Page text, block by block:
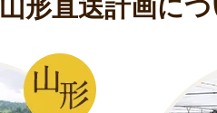
山形直送計画に